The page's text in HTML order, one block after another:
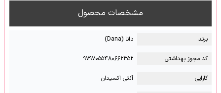
مشخصات محصول
برند دانا (Dana)
کد مجوز بهداشتی ۹۷۹۷۰۵۵۴۸۰۶۶۲۳۵۲
کارایی آنتی اکسیدان